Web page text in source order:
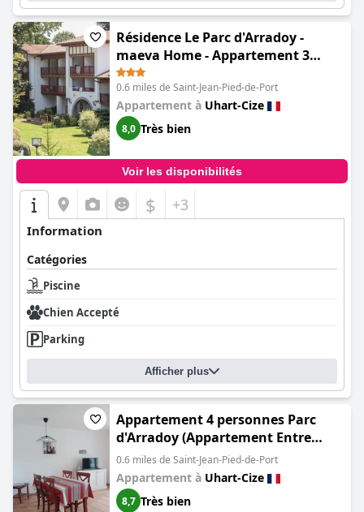
Résidence Le Parc d'Arradoy -
maeva Home - Appartement 3
pièces 6 personnes - Sélection MAE-
1254
0.6 miles de Saint-Jean-Pied-de-Port
Appartement à Uhart-Cize
8,0 Très bien
Voir les disponibilités
$ +3
Information
Catégories
Piscine
Chien Accepté
Parking
Afficher plus
Appartement 4 personnes Parc
d'Arradoy (Appartement Entre
terre et mer 4 personnes)
0.6 miles de Saint-Jean-Pied-de-Port
Appartement à Uhart-Cize
8,7 Très bien